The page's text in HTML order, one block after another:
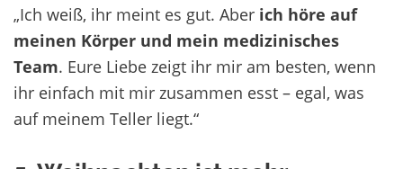
„Ich weiß, ihr meint es gut. Aber ich höre auf
meinen Körper und mein medizinisches
Team. Eure Liebe zeigt ihr mir am besten, wenn
ihr einfach mit mir zusammen esst – egal, was
auf meinem Teller liegt.“